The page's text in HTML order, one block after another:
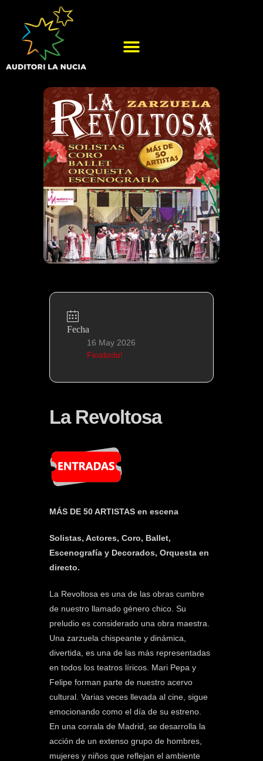
Fecha
16 May 2026
Finalizdo!
La Revoltosa
MÁS DE 50 ARTISTAS en escena
Solistas, Actores, Coro, Ballet,
Escenografía y Decorados, Orquesta en
directo.
La Revoltosa es una de las obras cumbre
de nuestro llamado género chico. Su
preludio es considerado una obra maestra.
Una zarzuela chispeante y dinámica,
divertida, es una de las más representadas
en todos los teatros líricos. Mari Pepa y
Felipe forman parte de nuestro acervo
cultural. Varias veces llevada al cine, sigue
emocionando como el día de su estreno.
En una corrala de Madrid, se desarrolla la
acción de un extenso grupo de hombres,
mujeres y niños que reflejan el ambiente